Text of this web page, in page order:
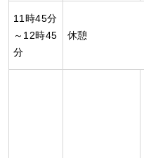
11時45分
～12時45
分
休憩